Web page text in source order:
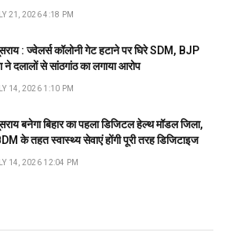
21, 2026 4:18 PM
: ज्वेलर्स कॉलोनी गेट हटाने पर घिरे SDM, BJP
ने दलालों से सांठगांठ का लगाया आरोप
14, 2026 1:10 PM
बनेगा बिहार का पहला डिजिटल हेल्थ मॉडल जिला,
के तहत स्वास्थ्य सेवाएं होंगी पूरी तरह डिजिटाइज
14, 2026 12:04 PM